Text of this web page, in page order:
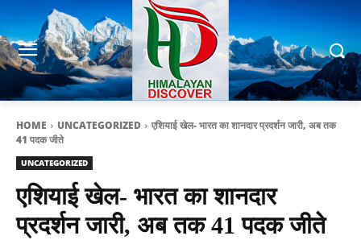
HOME UNCATEGORIZED
एशियाई खेल- भारत का शानदार प्रदर्शन जारी, अब तक
41 पदक जीते
UNCATEGORIZED
एशियाई खेल- भारत का शानदार
प्रदर्शन जारी, अब तक 41 पदक जीते